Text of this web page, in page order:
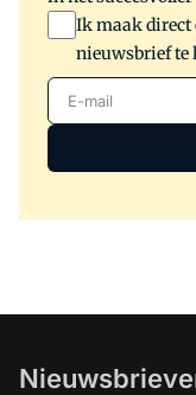
Ik maak direct
nieuwsbrief te
E-mail